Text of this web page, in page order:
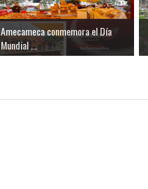
Amecameca conmemora el Día
Mundial ...